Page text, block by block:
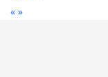
« »